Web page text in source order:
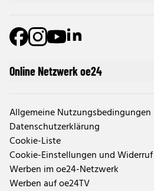
Online Netzwerk oe24
Allgemeine Nutzungsbedingungen
Datenschutzerklärung
Cookie-Liste
Cookie-Einstellungen und Widerruf
Werben im oe24-Netzwerk
Werben auf oe24TV